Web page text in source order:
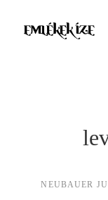
NEUBAUER